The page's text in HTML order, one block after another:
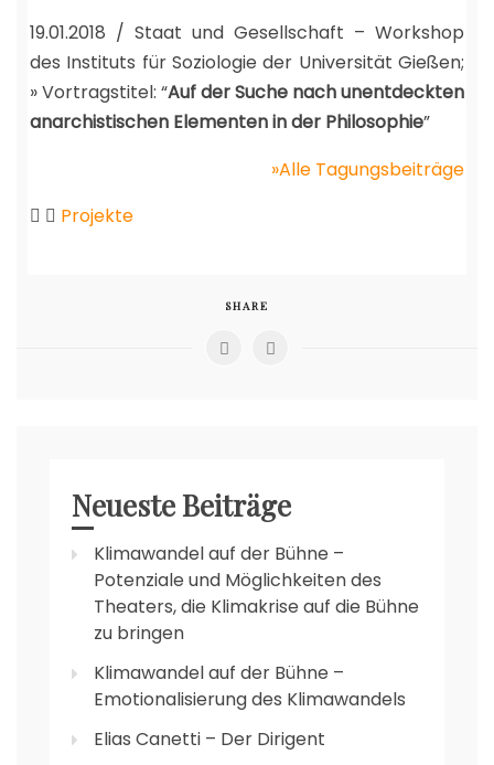
19.01.2018 / Staat und Gesellschaft – Workshop
des Instituts für Soziologie der Universität Gießen;
» Vortragstitel: “Auf der Suche nach unentdeckten
anarchistischen Elementen in der Philosophie”
»Alle Tagungsbeiträge
Projekte
SHARE
Neueste Beiträge
Klimawandel auf der Bühne –
Potenziale und Möglichkeiten des
Theaters, die Klimakrise auf die Bühne
zu bringen
Klimawandel auf der Bühne –
Emotionalisierung des Klimawandels
Elias Canetti – Der Dirigent